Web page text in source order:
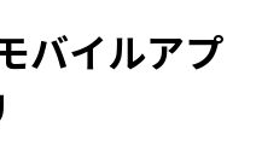
バイルアプ